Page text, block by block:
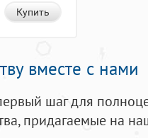
Купить
вместе с нами
шаг для
придагаемые на